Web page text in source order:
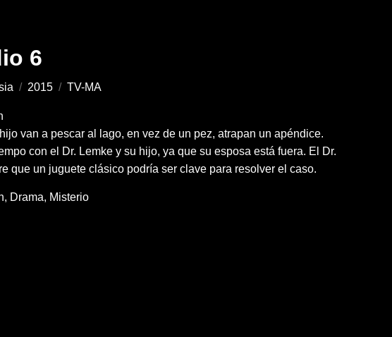
6
/ 2015 / TV-MA
van a pescar al lago, en vez de un pez, atrapan un apéndice.
con el Dr. Lemke y su hijo, ya que su esposa está fuera. El Dr.
que un juguete clásico podría ser clave para resolver el caso.
Drama Misterio